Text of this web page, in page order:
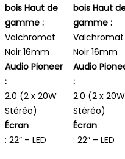
bois Haut de
gamme :
Valchromat
Noir 16mm
Audio Pioneer
:
2.0 (2 x 20W
Stéréo)
Écran
: 22″ – LED
bois Haut
gamme :
Valchromat
Noir 16mm
Audio
:
2.0 (2 x 20W
Stéréo)
Écran
: 22″ – LED